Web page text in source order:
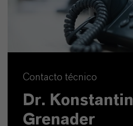
Contacto técnico
Dr. Konstantin
Grenader